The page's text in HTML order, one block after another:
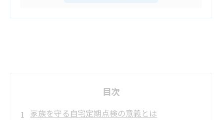
目次
家族を守る自宅定期点検の意義とは